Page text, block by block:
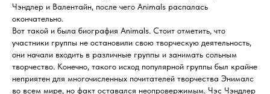
Чэндлер и Валентайн, после чего Animals распалась
окончательно.
Вот такой и была биография Animals. Стоит отметить, что
участники группы не остановили свою творческую деятельность,
они начали входить в различные группы и занимать сольным
творчество. Конечно, такого исход популярной группы был крайне
неприятен для многочисленных почитателей творчества Энималс
во всем мире, но факт оставался неопровержимым. Чэс Чэндлер